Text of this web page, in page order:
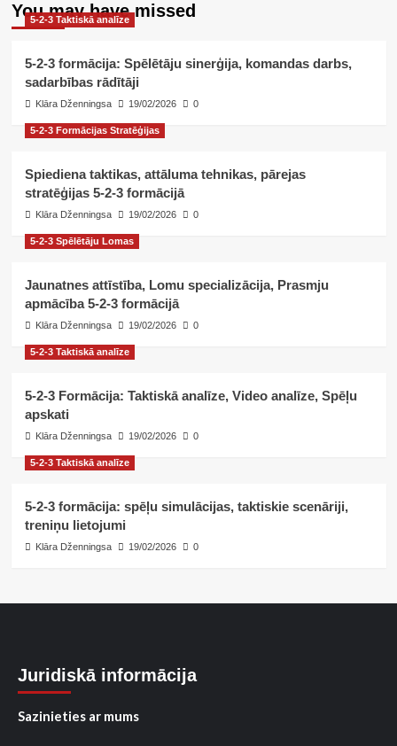
You may have missed
5-2-3 Taktiskā analīze
5-2-3 formācija: Spēlētāju sinerģija, komandas darbs,
sadarbības rādītāji
Klāra Dženningsa 19/02/2026 0
5-2-3 Formācijas Stratēģijas
Spiediena taktikas, attāluma tehnikas, pārejas
stratēģijas 5-2-3 formācijā
Klāra Dženningsa 19/02/2026 0
5-2-3 Spēlētāju Lomas
Jaunatnes attīstība, Lomu specializācija, Prasmju
apmācība 5-2-3 formācijā
Klāra Dženningsa 19/02/2026 0
5-2-3 Taktiskā analīze
5-2-3 Formācija: Taktiskā analīze, Video analīze, Spēļu
apskati
Klāra Dženningsa 19/02/2026 0
5-2-3 Taktiskā analīze
5-2-3 formācija: spēļu simulācijas, taktiskie scenāriji,
treniņu lietojumi
Klāra Dženningsa 19/02/2026 0
Juridiskā informācija
Sazinieties ar mums